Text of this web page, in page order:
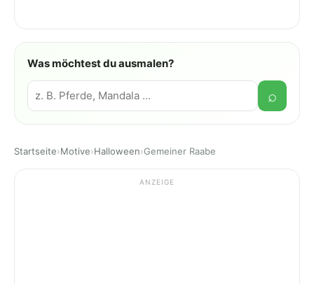
Was möchtest du ausmalen?
Suche
⌕
Startseite›Motive›Halloween›Gemeiner Raabe
ANZEIGE